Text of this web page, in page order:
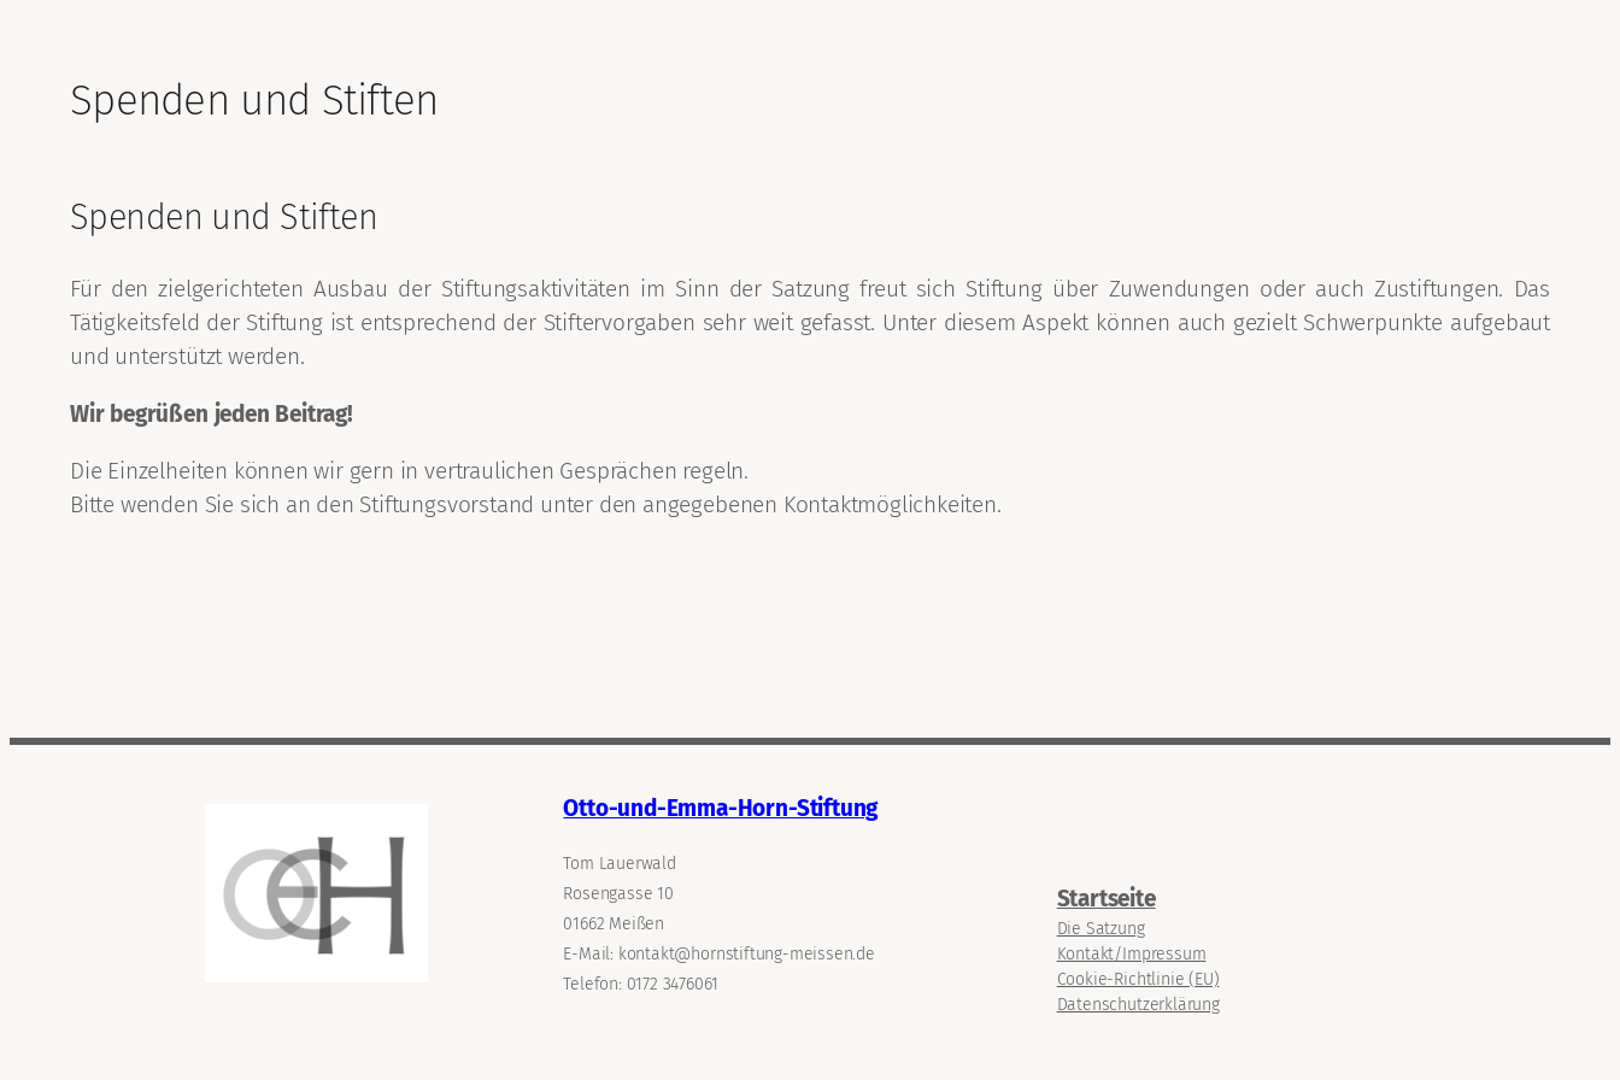
Spenden und Stiften
Spenden und Stiften
Für den zielgerichteten Ausbau der Stiftungsaktivitäten im Sinn der Satzung freut sich Stiftung über Zuwendungen oder auch Zustiftungen. Das
Tätigkeitsfeld der Stiftung ist entsprechend der Stiftervorgaben sehr weit gefasst. Unter diesem Aspekt können auch gezielt Schwerpunkte aufgebaut
und unterstützt werden.
Wir begrüßen jeden Beitrag!
Die Einzelheiten können wir gern in vertraulichen Gesprächen regeln.
Bitte wenden Sie sich an den Stiftungsvorstand unter den angegebenen Kontaktmöglichkeiten.
Otto-und-Emma-Horn-Stiftung
Tom Lauerwald
Rosengasse 10
01662 Meißen
E-Mail: kontakt@hornstiftung-meissen.de
Telefon: 0172 3476061
Startseite
Die Satzung
Kontakt/Impressum
Cookie-Richtlinie (EU)
Datenschutzerklärung